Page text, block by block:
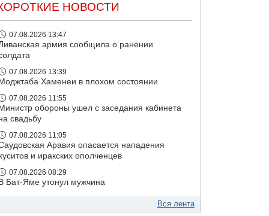
НОВОСТИ
07.08.2026 13:47
армия сообщила о ранении
07.08.2026 13:39
Моджтаба Хаменеи в плохом состоянии
07.08.2026 11:55
Министр обороны ушел с заседания кабинета
свадьбу
07.08.2026 11:05
Аравия опасается нападения
и иракских ополченцев
07.08.2026 08:29
В Бат-Яме утонул мужчина
Вся лента